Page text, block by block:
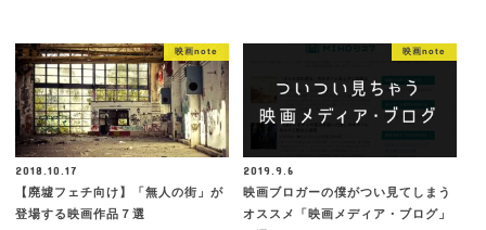
映画note
2018.10.17
【廃墟フェチ向け】「無人の街」が
登場する映画作品７選
映画note
2019.9.6
映画ブロガーの僕がつい見てしまう
オススメ「映画メディア・ブログ」